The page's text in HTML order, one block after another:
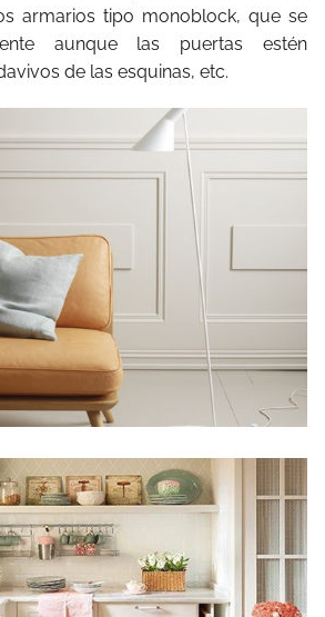
armarios tipo monoblock, que se
aunque las puertas estén
de las esquinas, etc.